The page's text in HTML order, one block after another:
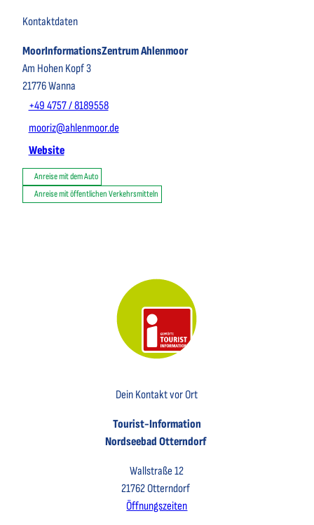
Kontaktdaten
MoorInformationsZentrum Ahlenmoor
Am Hohen Kopf 3
21776Wanna
+49 4757 / 8189558
mooriz@ahlenmoor.de
Website
Anreise mit dem Auto
Anreise mit öffentlichen Verkehrsmitteln
Dein Kontakt vor Ort
Tourist-Information
Nordseebad Otterndorf
Wallstraße 12
21762 Otterndorf
Öffnungszeiten